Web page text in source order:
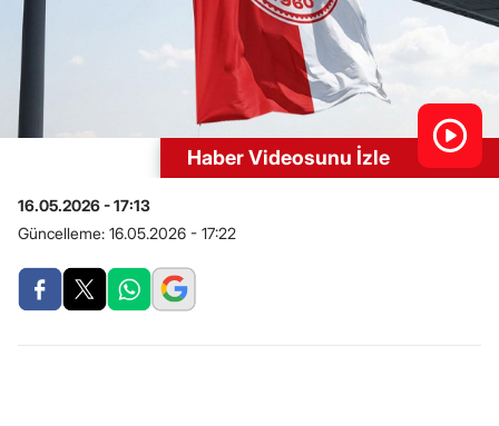
Haber Videosunu İzle
16.05.2026 - 17:13
Güncelleme: 16.05.2026 - 17:22